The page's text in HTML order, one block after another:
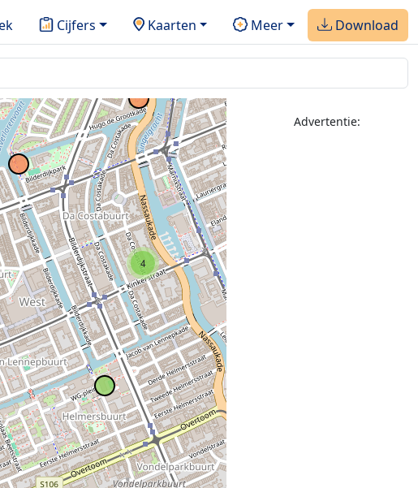
Cijfers Kaarten Meer Download
4
Advertentie: